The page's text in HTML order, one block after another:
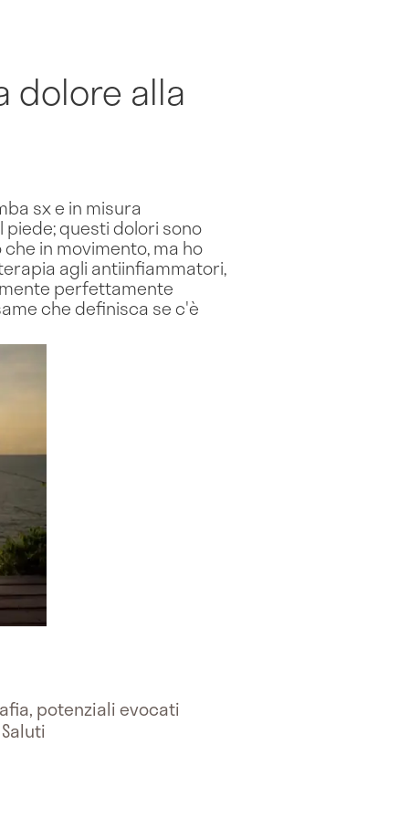
dolore alla
sx e in misura
questi dolori sono
in movimento, ma ho
agli antiinfiammatori,
perfettamente
che definisca se c'è
potenziali evocati